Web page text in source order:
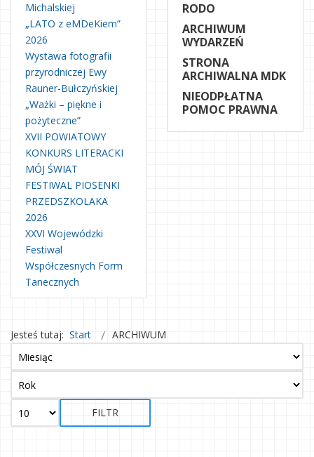
Michalskiej
„LATO z eMDeKiem”
2026
Wystawa fotografii
przyrodniczej Ewy
Rauner-Bułczyńskiej
„Ważki – piękne i
pożyteczne”
XVII POWIATOWY
KONKURS LITERACKI
MÓJ ŚWIAT
FESTIWAL PIOSENKI
PRZEDSZKOLAKA
2026
XXVI Wojewódzki
Festiwal
Współczesnych Form
Tanecznych
RODO
ARCHIWUM
WYDARZEŃ
STRONA
ARCHIWALNA MDK
NIEODPŁATNA
POMOC PRAWNA
Jesteś tutaj: Start ARCHIWUM
FILTR